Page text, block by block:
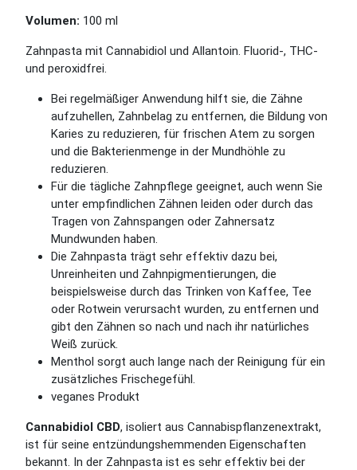
Volumen: 100 ml
Zahnpasta mit Cannabidiol und Allantoin. Fluorid-, THC-
und peroxidfrei.
Bei regelmäßiger Anwendung hilft sie, die Zähne
aufzuhellen, Zahnbelag zu entfernen, die Bildung von
Karies zu reduzieren, für frischen Atem zu sorgen
und die Bakterienmenge in der Mundhöhle zu
reduzieren.
Für die tägliche Zahnpflege geeignet, auch wenn Sie
unter empfindlichen Zähnen leiden oder durch das
Tragen von Zahnspangen oder Zahnersatz
Mundwunden haben.
Die Zahnpasta trägt sehr effektiv dazu bei,
Unreinheiten und Zahnpigmentierungen, die
beispielsweise durch das Trinken von Kaffee, Tee
oder Rotwein verursacht wurden, zu entfernen und
gibt den Zähnen so nach und nach ihr natürliches
Weiß zurück.
Menthol sorgt auch lange nach der Reinigung für ein
zusätzliches Frischegefühl.
veganes Produkt
Cannabidiol CBD, isoliert aus Cannabispflanzenextrakt,
ist für seine entzündungshemmenden Eigenschaften
bekannt. In der Zahnpasta ist es sehr effektiv bei der